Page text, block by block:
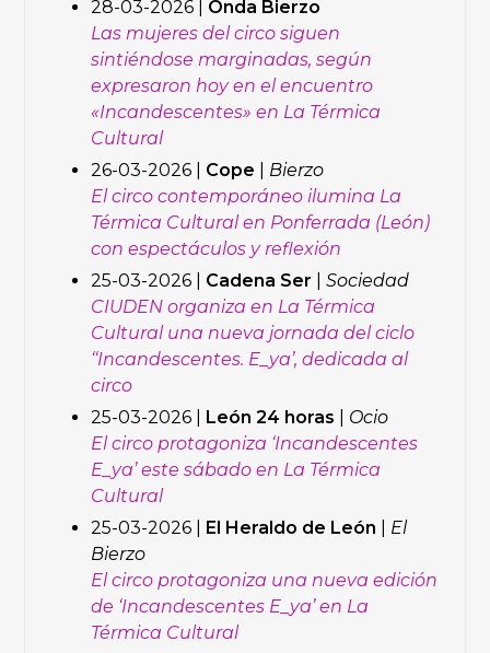
28-03-2026 |
Onda Bierzo
Las mujeres del circo siguen
sintiéndose marginadas, según
expresaron hoy en el encuentro
«Incandescentes» en La Térmica
Cultural
26-03-2026 |
Cope
Bierzo
El circo contemporáneo ilumina La
Térmica Cultural en Ponferrada (León)
con espectáculos y reflexión
25-03-2026 |
Cadena Ser |Sociedad
CIUDEN organiza en La Térmica
Cultural una nueva jornada del ciclo
‘‘Incandescentes. E_ya’, dedicada al
circo
25-03-2026 |
León 24 horas
Ocio
El circo protagoniza ‘Incandescentes
E_ya’ este sábado en La Térmica
Cultural
25-03-2026 |
El Heraldo de León
El
Bierzo
El circo protagoniza una nueva edición
de ‘Incandescentes E_ya’ en La
Térmica Cultural